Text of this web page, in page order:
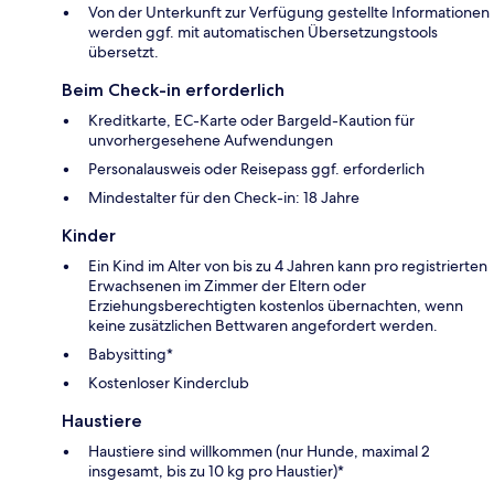
Von der Unterkunft zur Verfügung gestellte Informationen
werden ggf. mit automatischen Übersetzungstools
übersetzt.
Beim Check-in erforderlich
Kreditkarte, EC-Karte oder Bargeld-Kaution für
unvorhergesehene Aufwendungen
Personalausweis oder Reisepass ggf. erforderlich
Mindestalter für den Check-in: 18 Jahre
Kinder
Ein Kind im Alter von bis zu 4 Jahren kann pro registrierten
Erwachsenen im Zimmer der Eltern oder
Erziehungsberechtigten kostenlos übernachten, wenn
keine zusätzlichen Bettwaren angefordert werden.
Babysitting*
Kostenloser Kinderclub
Haustiere
Haustiere sind willkommen (nur Hunde, maximal 2
insgesamt, bis zu 10 kg pro Haustier)*